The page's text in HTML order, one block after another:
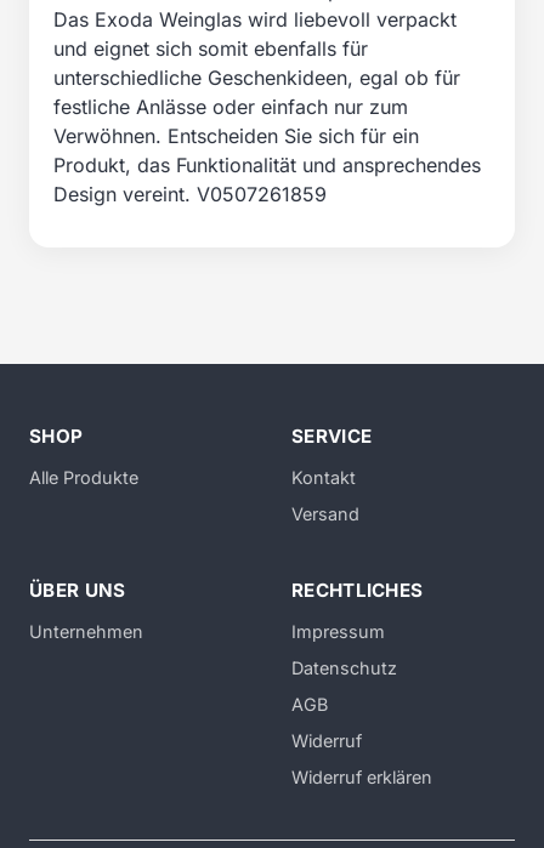
Das Exoda Weinglas wird liebevoll verpackt
und eignet sich somit ebenfalls für
unterschiedliche Geschenkideen, egal ob für
festliche Anlässe oder einfach nur zum
Verwöhnen. Entscheiden Sie sich für ein
Produkt, das Funktionalität und ansprechendes
Design vereint. V0507261859
SHOP
Alle Produkte
SERVICE
Kontakt
Versand
ÜBER UNS
Unternehmen
RECHTLICHES
Impressum
Datenschutz
AGB
Widerruf
Widerruf erklären